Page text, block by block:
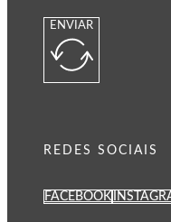
ENVIAR
REDES SOCIAIS
FACEBOOK